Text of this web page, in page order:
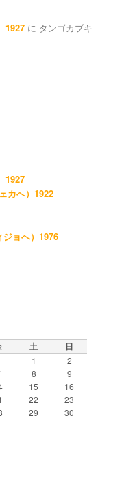
1927 に タンゴカブキ
1927
カへ）1922
ョへ）1976
土 日
1
2
8
9
15
16
22
23
29
30